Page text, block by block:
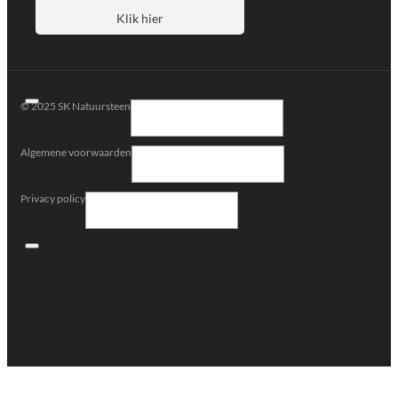
Klik hier
© 2025 SK Natuursteen
Algemene voorwaarden
Privacy policy